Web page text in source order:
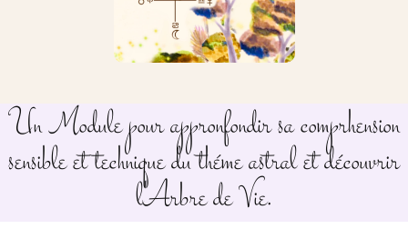
Un Module pour appronfondir sa comprhension
sensible et technique du théme astral et découvrir
l'Arbre de Vie.